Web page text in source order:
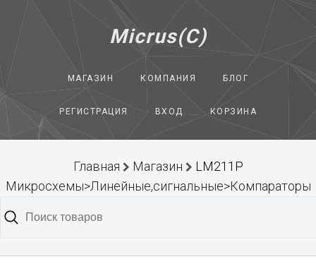
Micrus(C)
МАГАЗИН КОМПАНИЯ БЛОГ
РЕГИСТРАЦИЯ ВХОД КОРЗИНА
Главная Магазин
LM211P
Микросхемы>Линейные,сигнальные>Компараторы